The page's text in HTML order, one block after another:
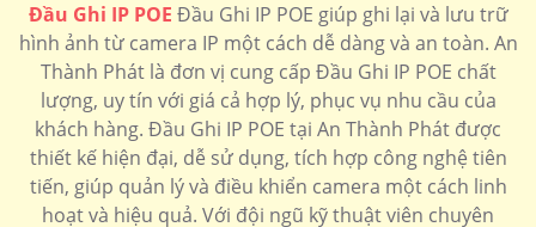
'
Đầu Ghi IP POE Đầu Ghi IP POE giúp ghi lại và lưu trữ
hình ảnh từ camera IP một cách dễ dàng và an toàn. An
Thành Phát là đơn vị cung cấp Đầu Ghi IP POE chất
lượng, uy tín với giá cả hợp lý, phục vụ nhu cầu của
khách hàng. Đầu Ghi IP POE tại An Thành Phát được
thiết kế hiện đại, dễ sử dụng, tích hợp công nghệ tiên
tiến, giúp quản lý và điều khiển camera một cách linh
hoạt và hiệu quả. Với đội ngũ kỹ thuật viên chuyên